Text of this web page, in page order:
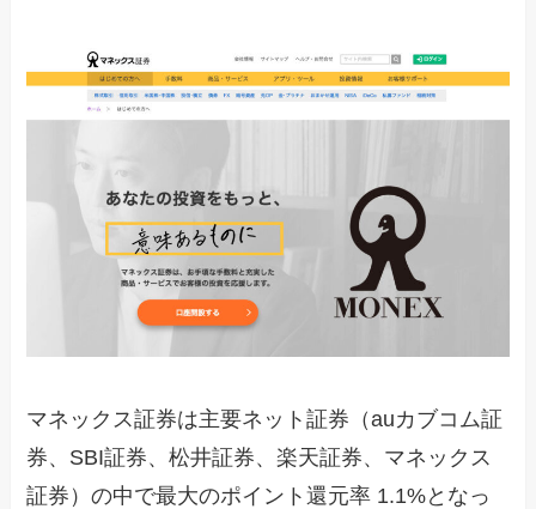
マネックス証券は主要ネット証券（auカブコム証
券、SBI証券、松井証券、楽天証券、マネックス
証券）の中で最大のポイント還元率 1.1%となっ